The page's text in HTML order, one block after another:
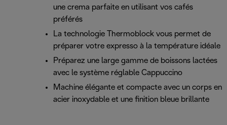
une crema parfaite en utilisant vos cafés
préférés
La technologie Thermoblock vous permet de
préparer votre expresso à la température idéale
Préparez une large gamme de boissons lactées
avec le système réglable Cappuccino
Machine élégante et compacte avec un corps en
acier inoxydable et une finition bleue brillante